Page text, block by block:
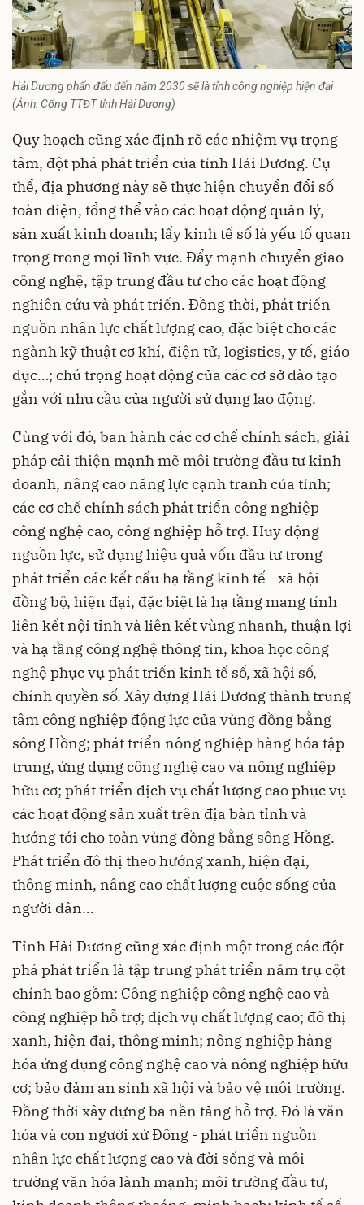
Hải Dương phấn đấu đến năm 2030 sẽ là tỉnh công nghiệp hiện đại
(Ảnh: Cổng TTĐT tỉnh Hải Dương)
Quy hoạch cũng xác định rõ các nhiệm vụ trọng
tâm, đột phá phát triển của tỉnh Hải Dương. Cụ
thể, địa phương này sẽ thực hiện chuyển đổi số
toàn diện, tổng thể vào các hoạt động quản lý,
sản xuất kinh doanh; lấy kinh tế số là yếu tố quan
trọng trong mọi lĩnh vực. Đẩy mạnh chuyển giao
công nghệ, tập trung đầu tư cho các hoạt động
nghiên cứu và phát triển. Đồng thời, phát triển
nguồn nhân lực chất lượng cao, đặc biệt cho các
ngành kỹ thuật cơ khí, điện tử, logistics, y tế, giáo
dục…; chú trọng hoạt động của các cơ sở đào tạo
gắn với nhu cầu của người sử dụng lao động.
Cùng với đó, ban hành các cơ chế chính sách, giải
pháp cải thiện mạnh mẽ môi trường đầu tư kinh
doanh, nâng cao năng lực cạnh tranh của tỉnh;
các cơ chế chính sách phát triển công nghiệp
công nghệ cao, công nghiệp hỗ trợ. Huy động
nguồn lực, sử dụng hiệu quả vốn đầu tư trong
phát triển các kết cấu hạ tầng kinh tế - xã hội
đồng bộ, hiện đại, đặc biệt là hạ tầng mang tính
liên kết nội tỉnh và liên kết vùng nhanh, thuận lợi
và hạ tầng công nghệ thông tin, khoa học công
nghệ phục vụ phát triển kinh tế số, xã hội số,
chính quyền số. Xây dựng Hải Dương thành trung
tâm công nghiệp động lực của vùng đồng bằng
sông Hồng; phát triển nông nghiệp hàng hóa tập
trung, ứng dụng công nghệ cao và nông nghiệp
hữu cơ; phát triển dịch vụ chất lượng cao phục vụ
các hoạt động sản xuất trên địa bàn tỉnh và
hướng tới cho toàn vùng đồng bằng sông Hồng.
Phát triển đô thị theo hướng xanh, hiện đại,
thông minh, nâng cao chất lượng cuộc sống của
người dân…
Tỉnh Hải Dương cũng xác định một trong các đột
phá phát triển là tập trung phát triển năm trụ cột
chính bao gồm: Công nghiệp công nghệ cao và
công nghiệp hỗ trợ; dịch vụ chất lượng cao; đô thị
xanh, hiện đại, thông minh; nông nghiệp hàng
hóa ứng dụng công nghệ cao và nông nghiệp hữu
cơ; bảo đảm an sinh xã hội và bảo vệ môi trường.
Đồng thời xây dựng ba nền tảng hỗ trợ. Đó là văn
hóa và con người xứ Đông - phát triển nguồn
nhân lực chất lượng cao và đời sống và môi
trường văn hóa lành mạnh; môi trường đầu tư,